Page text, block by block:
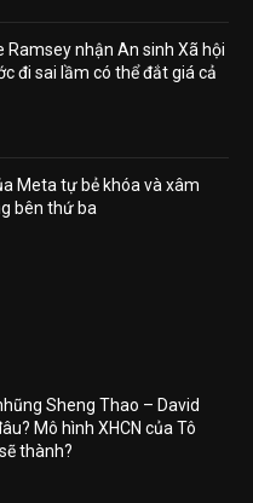
Ramsey nhận An sinh Xã hội
đi sai lầm có thể đắt giá cả
Meta tự bẻ khóa và xâm
bên thứ ba
Sheng Thao – David
Mô hình XHCN của Tô
thành?